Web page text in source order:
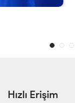
Hızlı Erişim